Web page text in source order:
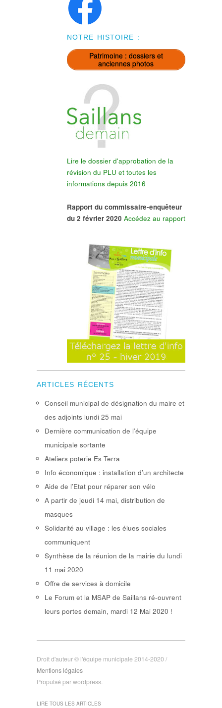
NOTRE HISTOIRE :
Patrimoine : dossiers et
anciennes photos
Lire le dossier d'approbation de la
révision du PLU et toutes les
informations depuis 2016
Rapport du commissaire-enquêteur
du 2 février 2020 Accédez au rapport
ARTICLES RÉCENTS
Conseil municipal de désignation du maire et
des adjoints lundi 25 mai
Dernière communication de l’équipe
municipale sortante
Ateliers poterie Es Terra
Info économique : installation d’un architecte
Aide de l’Etat pour réparer son vélo
A partir de jeudi 14 mai, distribution de
masques
Solidarité au village : les élues sociales
communiquent
Synthèse de la réunion de la mairie du lundi
11 mai 2020
Offre de services à domicile
Le Forum et la MSAP de Saillans ré-ouvrent
leurs portes demain, mardi 12 Mai 2020 !
Droit d'auteur © l'équipe municipale 2014-2020 /
Mentions légales
Propulsé par wordpress.
LIRE TOUS LES ARTICLES